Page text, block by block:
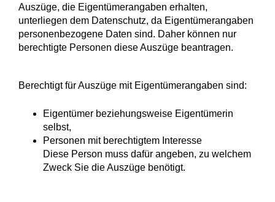
Auszüge, die Eigentümerangaben erhalten,
unterliegen dem Datenschutz, da Eigentümerangaben
personenbezogene Daten sind. Daher können nur
berechtigte Personen diese Auszüge beantragen.
Berechtigt für Auszüge mit Eigentümerangaben sind:
Eigentümer beziehungsweise Eigentümerin
selbst,
Personen mit berechtigtem Interesse
Diese Person muss dafür angeben, zu welchem
Zweck Sie die Auszüge benötigt.